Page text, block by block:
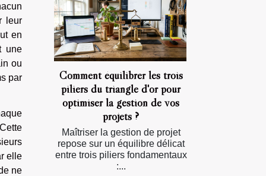
leur
en
une
ou
par
elle
ne
Comment équilibrer les trois
piliers du triangle d'or pour
optimiser la gestion de vos
projets ?
Maîtriser la gestion de projet
repose sur un équilibre délicat
entre trois piliers fondamentaux
:...